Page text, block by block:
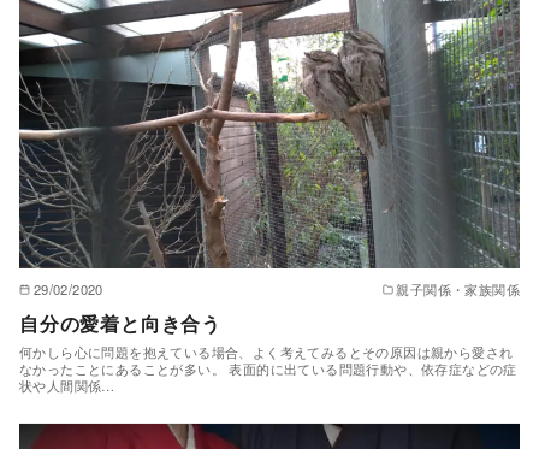
29/02/2020 親子関係・家族関係
自分の愛着と向き合う
何かしら心に問題を抱えている場合、よく考えてみるとその原因は親から愛され
なかったことにあることが多い。 表面的に出ている問題行動や、依存症などの症
状や人間関係…